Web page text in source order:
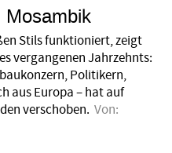
Mosambik
Stils funktioniert, zeigt
vergangenen Jahrzehnts:
Politikern,
aus Europa – hat auf
verschoben. Von: